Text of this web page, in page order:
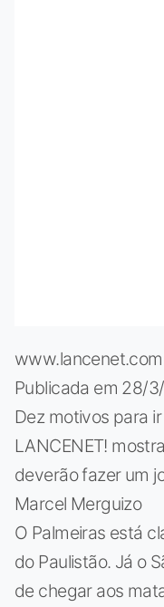
Publicada em 28/
Dez motivos para
LANCENET!
deverão fazer um
Marcel Merguizo
O Palmeiras está
do Paulistão. Já o
de chegar aos